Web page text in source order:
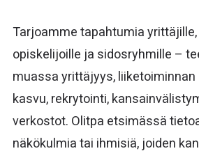
Tarjoamme tapahtumia
opiskelijoille ja sidosryhmille –
muassa yrittäjyys,
kasvu, rekrytointi,
verkostot. Olitpa etsimässä
näkökulmia tai ihmisiä, joiden